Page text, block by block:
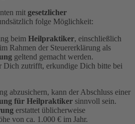
mit gesetzlicher
folge Möglichkeit:
beim Heilpraktiker, einschließlich
Rahmen der Steuererklärung als
geltend gemacht werden.
Dich zutrifft, erkundige Dich bitte bei
abzusichern, kann der Abschluss einer
für Heilpraktiker sinnvoll sein.
erstattet üblicherweise
von ca. 1.000 € im Jahr.